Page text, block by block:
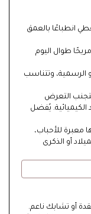
انطباعًا بالعمق
طوال اليوم
الرسمية، وتتناسب
التعرض
يُفضل
معبرة للأحباب،
أو الذكرى
أو تشابك ناعم.